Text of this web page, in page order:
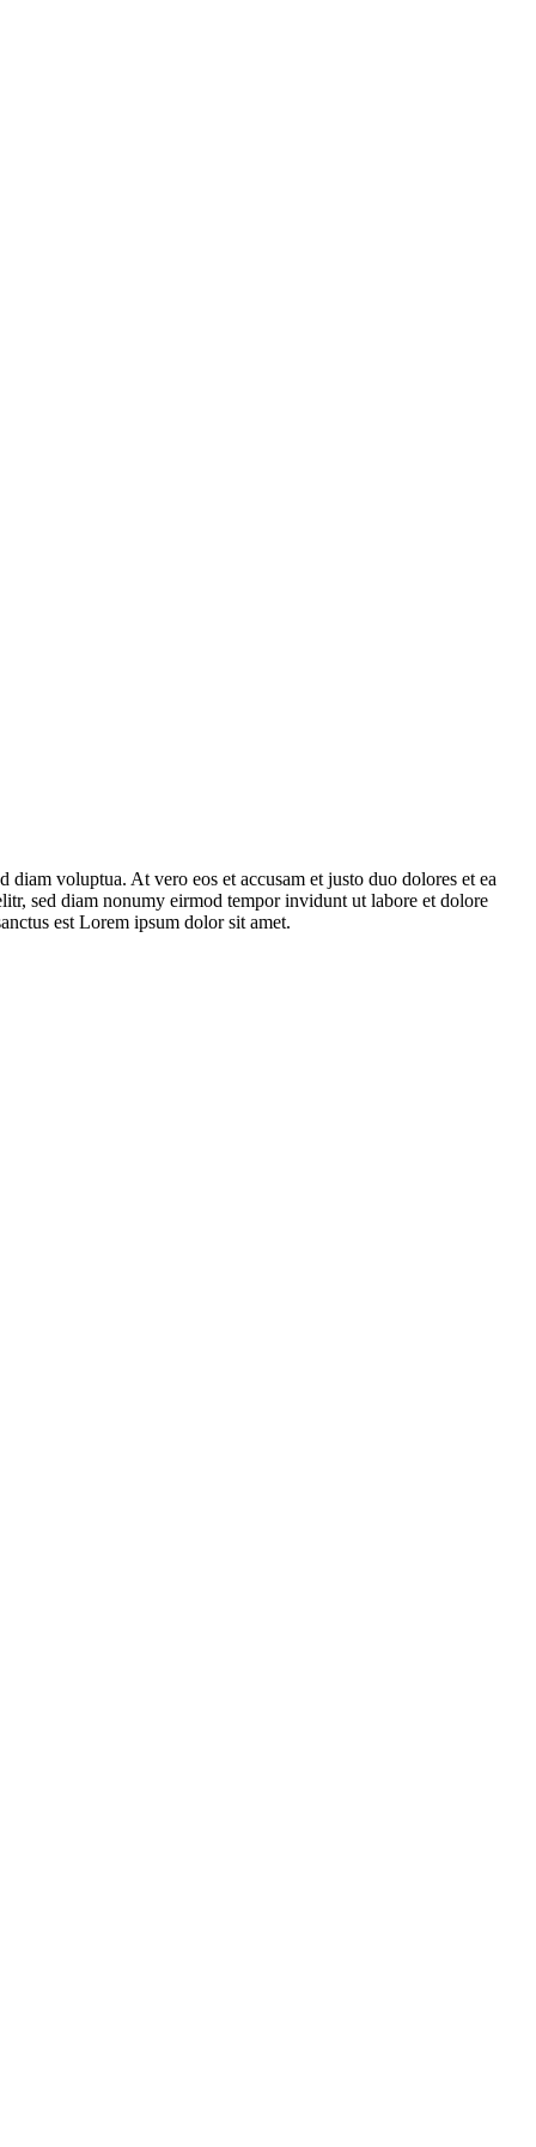
voluptua. At vero eos et accusam et justo duo dolores et ea
sed diam nonumy eirmod tempor invidunt ut labore et dolore
est Lorem ipsum dolor sit amet.